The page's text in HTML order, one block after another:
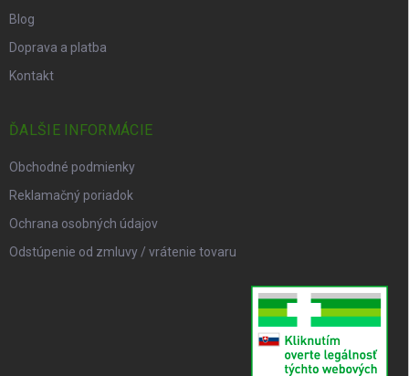
Blog
Doprava a platba
Kontakt
ĎALŠIE INFORMÁCIE
Obchodné podmienky
Reklamačný poriadok
Ochrana osobných údajov
Odstúpenie od zmluvy / vrátenie tovaru